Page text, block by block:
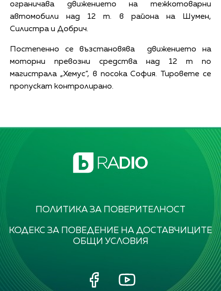
ограничава движението на тежкотоварни
автомобили над 12 т. в района на Шумен,
Силистра и Добрич.
Постепенно се възстановява движението на
моторни превозни средства над 12 т по
магистрала „Хемус”, в посока София. Тировете се
пропускат контролирано.
ПОЛИТИКА ЗА ПОВЕРИТЕЛНОСТ
КОДЕКС ЗА ПОВЕДЕНИЕ НА ДОСТАВЧИЦИТЕ
ОБЩИ УСЛОВИЯ